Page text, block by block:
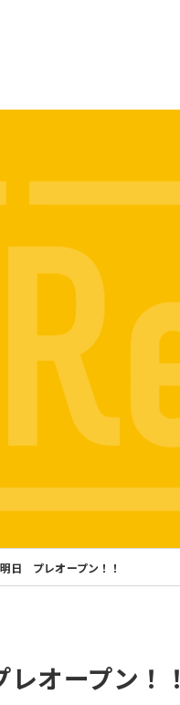
日 プレオープン！！
オープン！！